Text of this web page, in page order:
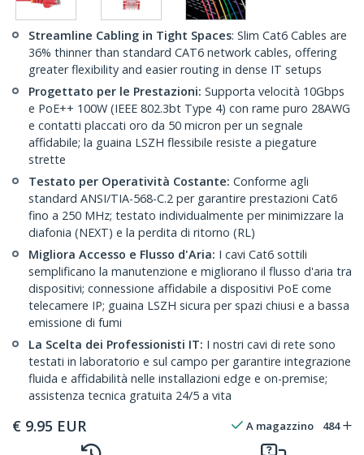
Streamline Cabling in Tight Spaces: Slim Cat6 Cables are
36% thinner than standard CAT6 network cables, offering
greater flexibility and easier routing in dense IT setups
Progettato per le Prestazioni: Supporta velocità 10Gbps
e PoE++ 100W (IEEE 802.3bt Type 4) con rame puro 28AWG
e contatti placcati oro da 50 micron per un segnale
affidabile; la guaina LSZH flessibile resiste a piegature
strette
Testato per Operatività Costante: Conforme agli
standard ANSI/TIA-568-C.2 per garantire prestazioni Cat6
fino a 250 MHz; testato individualmente per minimizzare la
diafonia (NEXT) e la perdita di ritorno (RL)
Migliora Accesso e Flusso d'Aria: I cavi Cat6 sottili
semplificano la manutenzione e migliorano il flusso d'aria tra
dispositivi; connessione affidabile a dispositivi PoE come
telecamere IP; guaina LSZH sicura per spazi chiusi e a bassa
emissione di fumi
La Scelta dei Professionisti IT: I nostri cavi di rete sono
testati in laboratorio e sul campo per garantire integrazione
fluida e affidabilità nelle installazioni edge e on-premise;
assistenza tecnica gratuita 24/5 a vita
€ 9.95 EUR A magazzino 484